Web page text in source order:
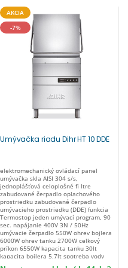
AKCIA
-7%
Umývačka riadu Dihr HT 10 DDE
elektromechanický ovládací panel
umývačka skla AISI 304 s/s,
jednoplášťová celoplošné fi ltre
zabudované čerpadlo oplachového
prostriedku zabudované čerpadlo
umývacieho prostriedku (DDE) funkcia
Termostop jeden umývací program, 90
sec. napájanie 400V 3N / 50Hz
umývacie čerpadlo 550W ohrev bojlera
6000W ohrev tanku 2700W celkový
príkon 6550W kapacita tanku 30lt
kapacita bojlera 5,7lt spotreba vody